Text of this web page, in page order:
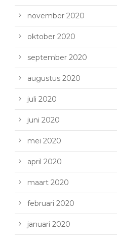
november 2020
oktober 2020
september 2020
augustus 2020
juli 2020
juni 2020
mei 2020
april 2020
maart 2020
februari 2020
januari 2020